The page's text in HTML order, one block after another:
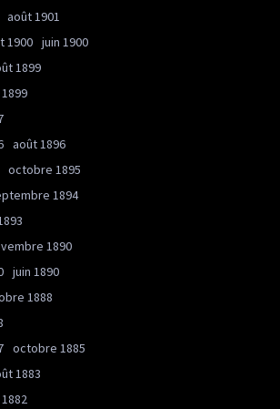
août 1901
1900 juin 1900
1899
août 1896
octobre 1895
1894
1890
juin 1890
1888
octobre 1885
1883